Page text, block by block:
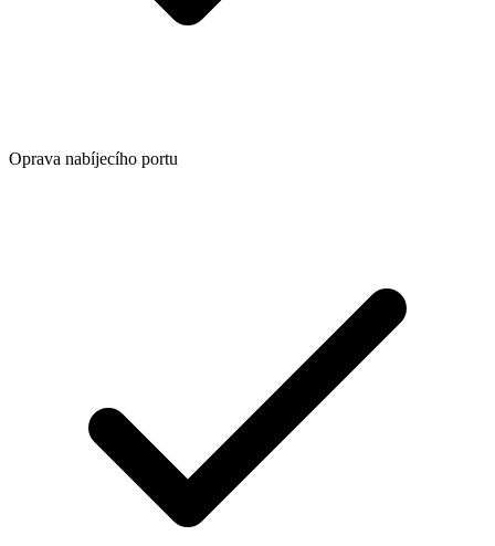
Oprava nabíjecího portu